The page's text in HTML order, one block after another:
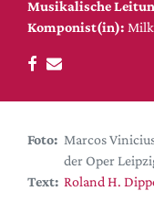
DdB-map
Kalender
Festival-Planer
Hefte
Alle Hefte
Musikalische
Komponist(in):
Foto: Marcos
der Oper
Text: Roland H.